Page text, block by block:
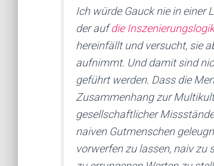
Ich würde Gauck nie in einer
der aufdie
hereinfällt und versucht, sie
aufnimmt. Und damit sind
geführt werden. Dass die
Zusammenhang zur
gesellschaftlicher
naiven Gutmenschen
vorwerfen zu lassen, naiv zu